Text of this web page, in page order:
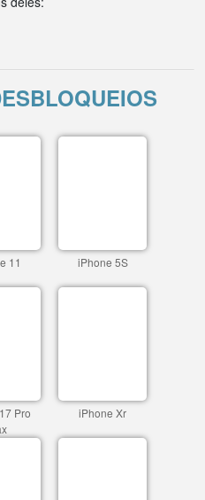
11 iPhone 5S
Pro
iPhone Xr